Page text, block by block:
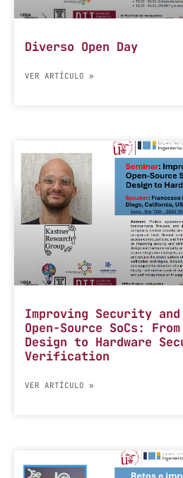
Diverso Open Day
VER ARTÍCULO »
Improving Security
Open-Source SoCs:
Design to Hardware
Verification
VER ARTÍCULO »